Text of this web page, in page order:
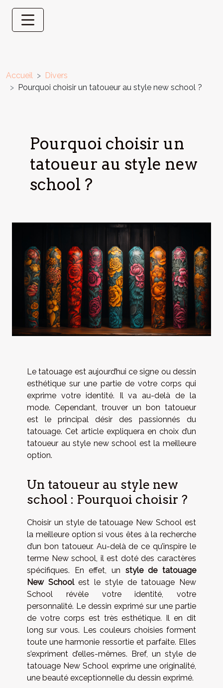
Accueil
Divers
Pourquoi choisir un tatoueur au style new school ?
Pourquoi choisir un
tatoueur au style new
school ?
Le tatouage est aujourd’hui ce signe ou dessin
esthétique sur une partie de votre corps qui
exprime votre identité. Il va au-delà de la
mode. Cependant, trouver un bon tatoueur
est le principal désir des passionnés du
tatouage. Cet article expliquera en choix d’un
tatoueur au style new school est la meilleure
option.
Un tatoueur au style new
school : Pourquoi choisir ?
Choisir un style de tatouage New School est
la meilleure option si vous êtes à la recherche
d’un bon tatoueur. Au-delà de ce qu’inspire le
terme New school, il est doté des caractères
spécifiques. En effet, un style de tatouage
New Schoolest le style de tatouage New
School révèle votre identité, votre
personnalité. Le dessin exprimé sur une partie
de votre corps est très esthétique. Il en dit
long sur vous. Les couleurs choisies forment
toute une harmonie ressortie et parfaite. Elles
s’expriment d’elles-mêmes. Bref, un style de
tatouage New School exprime une originalité,
une beauté exceptionnelle du dessin exprimé.